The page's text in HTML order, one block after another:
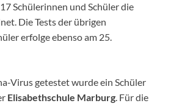
Schülerinnen und Schüler die
Die Tests der übrigen
erfolge ebenso am 25.
Virus getestet wurde ein Schüler
Elisabethschule Marburg. Für die